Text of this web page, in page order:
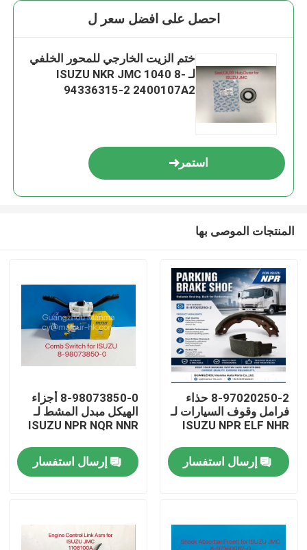
بيت
معلومات عنا
احصل على افضل سعر ل
ختم الزيت الخارجي للمحور الخلفي
لـ ISUZU NKR JMC 1040 8-
94336315-2 2400107A2
استمر
المنتجات الموصى بها
8-97020250-2 حذاء
فرامل وقوف السيارات لـ
ISUZU NPR ELF NHR
إرسال استفسار
8-98073850-0 أجزاء
الهيكل مبدل المشط لـ
ISUZU NPR NQR NNR
إرسال استفسار